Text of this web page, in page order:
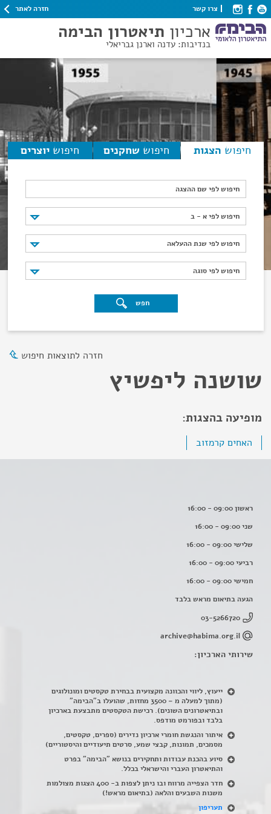
צרו קשר חזרה לאתר
ארכיון תיאטרון הבימה
בנדיבות: עדנה וארנן גבריאלי
חיפוש הצגות חיפוש שחקנים חיפוש יוצרים
חיפוש לפי שם ההצגה
חיפוש לפי א - ב
חיפוש לפי א - ב
חיפוש לפי שנת ההעלאה
חיפוש לפי שנת ההעלאה
חיפוש לפי סוגה
חיפוש לפי סוגה
חפש
חזרה לתוצאות חיפוש
שושנה ליפשיץ
מופיעה בהצגות:
האחים קרמזוב
ראשון 09:00 - 16:00
שני 09:00 - 16:00
שלישי 09:00 - 16:00
רביעי 09:00 - 16:00
חמישי 09:00 - 16:00
הגעה בתיאום מראש בלבד
03-5266720
archive@habima.org.il
שירותי הארכיון:
ייעוץ, ליווי והכוונה מקצועית בבחירת טקסטים ומונולוגים
(מתוך למעלה מ – 3500 מחזות, שהועלו ב"הבימה"
ובתיאטרונים השונים). רכישת הטקסטים מתבצעת בארכיון
בלבד ובפורמט מודפס.
איתור והנגשת חומרי ארכיון נדירים (ספרים, טקסטים,
מסמכים, תמונות, קבצי שמע, סרטים תיעודיים והיסטוריים)
סיוע בהכנת עבודות ותחקירים בנושא "הבימה" בפרט
והתיאטרון העברי והישראלי בכלל.
חדר הצפייה מרווח ובו ניתן לצפות ב- 400 הצגות מצולמות
משנות השבעים והלאה (בתיאום מראש!)
תעריפון